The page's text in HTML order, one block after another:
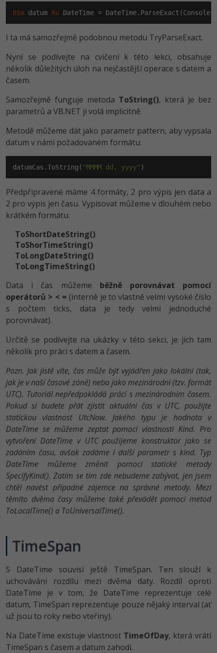
Dim datum As DateTime =
I ta má samozřejmě podobnou metodu TryParseExact.
Nyní se podívejte na cvičení k této lekci, obsahuje
několik důležitých úloh na nejčastější operace s datem a
časem.
Samozřejmě funguje metoda ToString(), která je bez
parametrů a VB.NET ji volá implicitně.
Metodě můžeme dát jako parametr pattern, aby vypsala
datum v námi požadovaném formátu:
datumCas.ToString( "MMMM dd, yyyy" )
Předpřipravené máme 4 formáty, 2 pro výpis jen data a
2 pro výpis jen času. Vypisovat můžeme v dlouhém nebo
krátkém formátu:
ToShortDateStrin­g()
ToShorTimeStrin­g()
ToLongDateStrin­g()
ToLongTimeStrin­g()
Data i čas můžeme běžně porovnávat pomocí
operátorů > < = (interně je to vlastně velmi vysoké číslo
s počtem ticks, data je tedy velmi jednoduché
porovnávat).
Určitě se podívejte na ukázky v této sekci, je jich tam
několik pro práci s datem a časem.
Pozn. Jak jistě víte, čas může být vyjádřen jako lokální (tak,
jak je v naší časové zóně) nebo jako mezinárodní (tzv. formát
UTC). Tutoriál nepředpokládá práci s mezinárodním časem.
Pokud si budete přát zjistit aktuální čas v UTC, použijte
statickou vlastnost UtcNow. Jakého typu je hodnota v
DateTime se můžeme zeptat pomocí vlastnosti Kind. Pro
vytvoření DateTime v UTC použijeme konstruktor jako se
zadáním času, avšak zadáme i další parametr s kind. Typ
DateTime můžeme změnit pomocí statické metody
SpecifyKind(). Zatím se tím zde nebudeme zabývat, jen jsem
chtěl navést případné zájemce na správné metody. Mezi
těmito dvěma časy můžeme také převádět pomocí metod
ToLocalTime() a ToUniversalTime().
TimeSpan
S DateTime souvisí ještě TimeSpan. Ten slouží k
uchovávání rozdílu mezi dvěma daty. Rozdíl oproti
DateTime je v tom, že DateTime reprezentuje celé
datum, TimeSpan reprezentuje pouze nějaký interval (ať
už jsou to roky nebo vteřiny).
Na DateTime existuje vlastnost TimeOfDay, která vrátí
TimeSpan s časem a datum zahodí.